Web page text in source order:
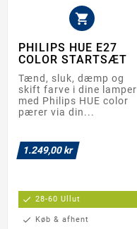

PHILIPS HUE E27
COLOR STARTSÆT
Tænd, sluk, dæmp og
skift farve i dine lamper
med Philips HUE color
pærer via din...
1.249,00 kr
check 28-60 Ullut
check Køb & afhent